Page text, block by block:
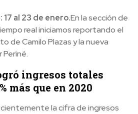
17 al 23 de enero.En la sección de
real iniciamos reportando el
de Camilo Plazas y la nueva
Periné.
ingresos totales
más que en 2020
la cifra de ingresos